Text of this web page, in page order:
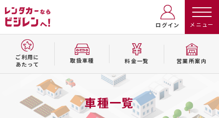
ログイン
ご利用に
あたって
取扱⾞種 料⾦⼀覧 営業所案内
車種一覧